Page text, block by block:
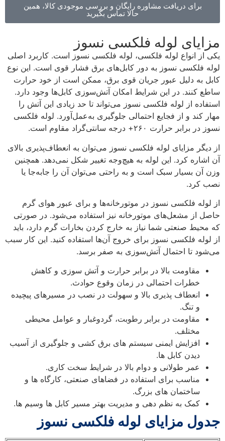
برای دریافت مشاوره رایگان و بررسی موجودی کالا، همین
حالا تماس بگیرید
مزایای لوله فلکسی نسوز
یکی از انواع لوله فلکسی، لوله فلکسی نسوز است. کاربرد اصلی
لوله فلکسی نسوز به دور کابل‌های برق فشار قوی است. این نوع
کابل به دلیل عبور جریان قوی برق، ممکن است از خود حرارت
ساطع کنند. در این شرایط امکان آتش‌سوزی کابل‌ها وجود دارد.
استفاده از لوله فلکسی نسوز می‌تواند تا حد زیادی این آتش را
مهار کند و از فجایع احتمالی جلوگیری به‌عمل‌آورد. لوله فلکسی
نسوز در برابر حرارت ۲۶۰+ درجه سانتی‌گراد مقاوم است.
از دیگر مزایای لوله فلکسی نسوز می‌توان به انعطاف‌پذیری بالای
آن اشاره کرد. این لوله به هیچ‌وجه تغییر شکل نمی‌دهد. همچنین
وزن آن بسیار سبک است و به راحتی می‌توان آن را جابه‌جا یا
نصب کرد.
از لوله فلکسی نسوز در موتورخانه‌ها و برای عبور هوای گرم
حاصل از مشعل‌های موتورخانه نیز استفاده می‌شود. در صورتی
که محیط صنعتی شما نیاز به خارج کردن بخارات گرم دارد، باید
از لوله فلکسی نسوز برای خروج آن‌ها استفاده کنید. این کار سبب
می‌شود تا احتمال آتش‌سوزی به صفر برسد.
مقاومت بالا در برابر حرارت و آتش سوزی و کاهش
خطرات احتمالی در زمان وقوع حوادث.
انعطاف پذیری بالا و سهولت در نصب در مسیرهای پیچیده
و تنگ.
مقاومت در برابر رطوبت، گردوغبار و عوامل محیطی
مختلف.
افزایش ایمنی سیستم های برق کشی و جلوگیری از آسیب
دیدن کابل ها.
عمر طولانی و دوام بالا در شرایط سخت کاری.
مناسب برای استفاده در فضاهای صنعتی، کارگاه ها و
ساختمان های بزرگ.
کمک به نظم دهی و مدیریت بهتر مسیر کابل ها وسیم ها.
جدول مزایای لوله فلکسی نسوز